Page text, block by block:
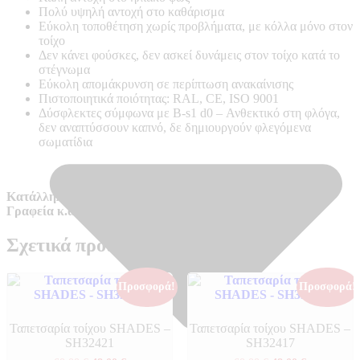
Πολύ υψηλή αντοχή στο καθάρισμα
Εύκολη τοποθέτηση χωρίς προβλήματα, με κόλλα μόνο στον
τοίχο
Δεν κάνει φούσκες, δεν ασκεί δυνάμεις στον τοίχο κατά το
στέγνωμα
Εύκολη απομάκρυνση σε περίπτωση ανακαίνισης
Πιστοποιητικά ποιότητας: RAL, CE, ISO 9001
Δύσφλεκτες σύμφωνα με B-s1 d0 – Ανθεκτικό στη φλόγα,
δεν αναπτύσσουν καπνό, δε δημιουργούν φλεγόμενα
σωματίδια
Κατάλληλο για απαιτητικούς χώρους όπως Ξενοδοχεία,
Γραφεία κ.α.
Σχετικά προϊόντα
Προσφορά!
Ταπετσαρία τοίχου SHADES –
SH32421
Προσφορά!
Ταπετσαρία τοίχου SHADES –
SH32417